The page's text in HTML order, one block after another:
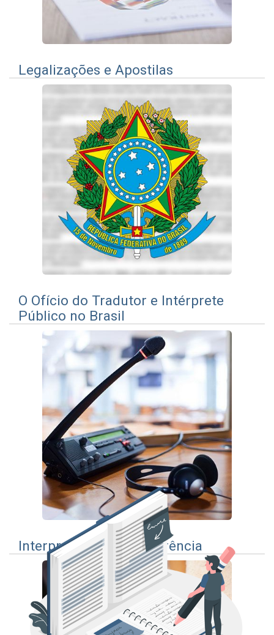
Legalizações e Apostilas
O Ofí­cio do Tradutor e Intérprete
Público no Brasil
Interpretação de Conferência